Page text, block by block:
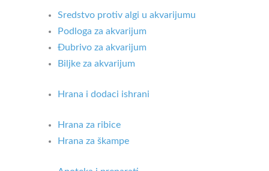
Sredstvo protiv algi u akvarijumu
Podloga za akvarijum
Đubrivo za akvarijum
Biljke za akvarijum
Hrana i dodaci ishrani
Hrana za ribice
Hrana za škampe